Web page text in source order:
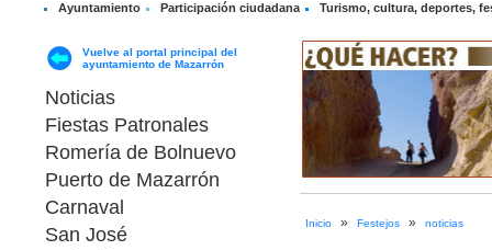
Ayuntamiento Participación ciudadana Turismo, cultura, deportes,
Vuelve al portal principal del
ayuntamiento de Mazarrón
Noticias
Fiestas Patronales
Romería de Bolnuevo
Puerto de Mazarrón
Carnaval
San José
Inicio » Festejos » noticias